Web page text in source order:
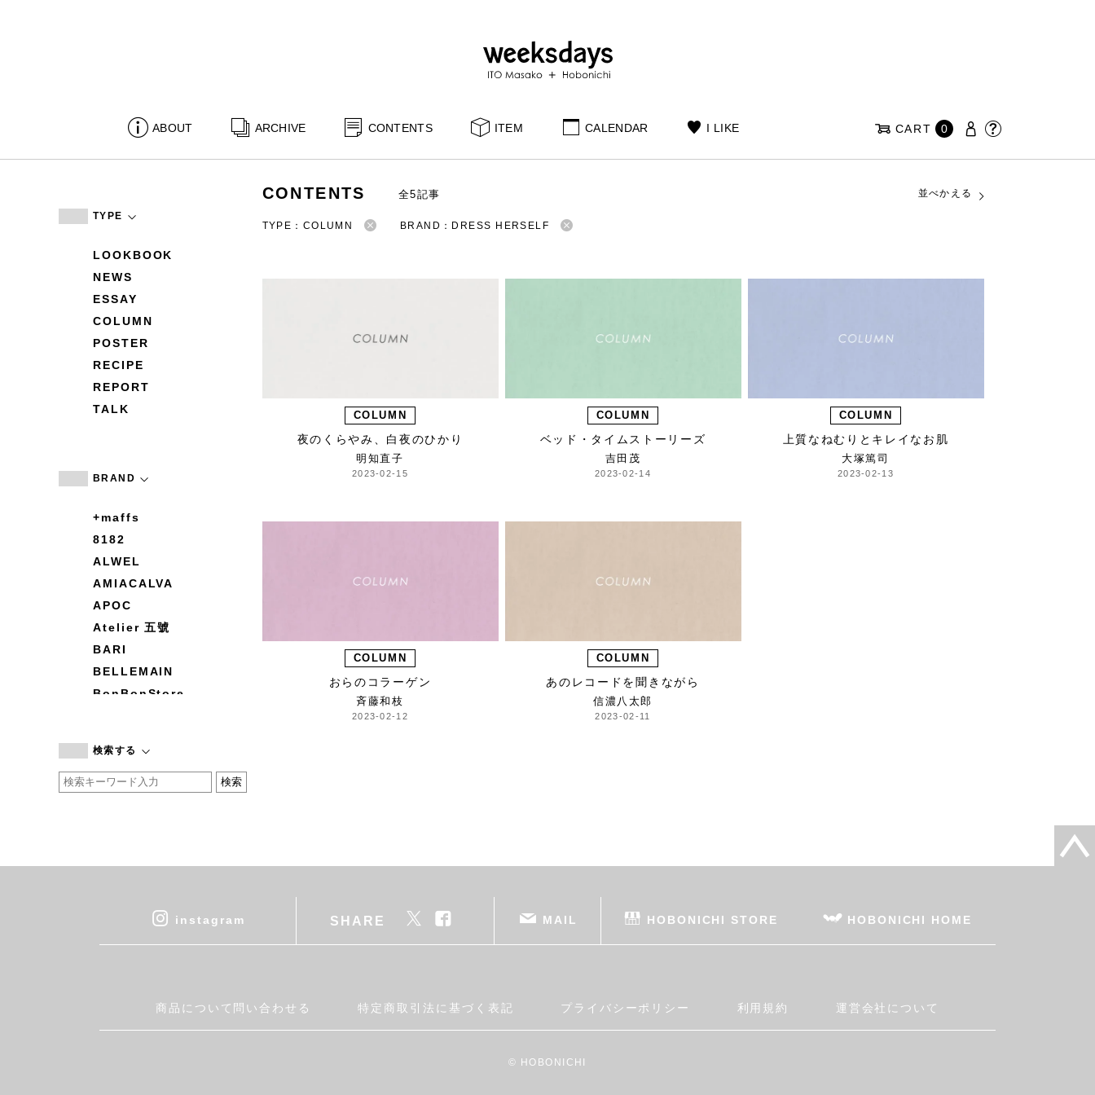
ABOUT ARCHIVE CONTENTS ITEM CALENDAR I LIKE CART 0
TYPE
LOOKBOOK
NEWS
ESSAY
COLUMN
POSTER
RECIPE
REPORT
TALK
BRAND
+maffs
8182
ALWEL
AMIACALVA
APOC
Atelier 五號
BARI
BELLEMAIN
BonBonStore
by basics
CATWORTH
cohan
DEAN & DELUCA
Fatima Morocco
検索する
CONTENTS 全5記事 並べかえる
TYPE：COLUMN BRAND：DRESS HERSELF
COLUMN
夜のくらやみ、白夜のひかり
明知直子
2023-02-15
COLUMN
ベッド・タイムストーリーズ
吉田茂
2023-02-14
COLUMN
上質なねむりとキレイなお肌
大塚篤司
2023-02-13
COLUMN
おらのコラーゲン
斉藤和枝
2023-02-12
COLUMN
あのレコードを聞きながら
信濃八太郎
2023-02-11
instagram SHARE MAIL HOBONICHI STORE HOBONICHI HOME
商品について問い合わせる 特定商取引法に基づく表記 プライバシーポリシー 利用規約 運営会社について
© HOBONICHI